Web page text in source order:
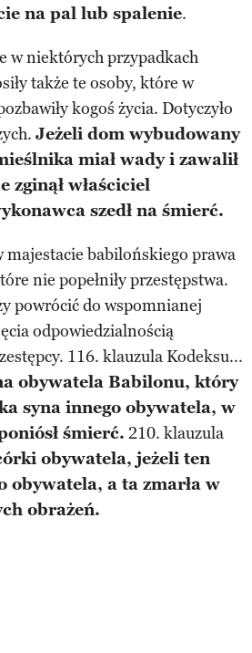
na pal lub spalenie.
w niektórych przypadkach
także te osoby, które w
kogoś życia. Dotyczyło
Jeżeli dom wybudowany
miał wady i zawalił
zginął właściciel
szedł na śmierć.
majestacie babilońskiego prawa
nie popełniły przestępstwa.
powrócić do wspomnianej
odpowiedzialnością
116. klauzula Kodeksu...
obywatela Babilonu, który
syna innego obywatela, w
śmierć. 210. klauzula
obywatela, jeżeli ten
obywatela, a ta zmarła w
obrażeń.